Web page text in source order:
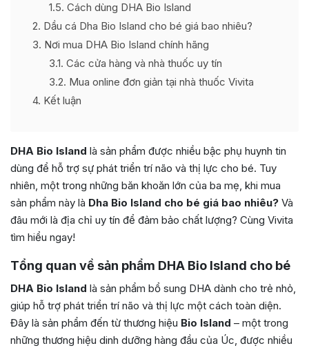
1.5 Cách dùng DHA Bio Island
2 Dầu cá Dha Bio Island cho bé giá bao nhiêu?
3 Nơi mua DHA Bio Island chính hãng
3.1 Các cửa hàng và nhà thuốc uy tín
3.2 Mua online đơn giản tại nhà thuốc Vivita
4 Kết luận
DHA Bio Island là sản phẩm được nhiều bậc phụ huynh tin
dùng để hỗ trợ sự phát triển trí não và thị lực cho bé. Tuy
nhiên, một trong những băn khoăn lớn của ba mẹ, khi mua
sản phẩm này là Dha Bio Island cho bé giá bao nhiêu? Và
đâu mới là địa chỉ uy tín để đảm bảo chất lượng? Cùng Vivita
tìm hiểu ngay!
Tổng quan về sản phẩm DHA Bio Island cho bé
DHA Bio Island là sản phẩm bổ sung DHA dành cho trẻ nhỏ,
giúp hỗ trợ phát triển trí não và thị lực một cách toàn diện.
Đây là sản phẩm đến từ thương hiệu Bio Island – một trong
những thương hiệu dinh dưỡng hàng đầu của Úc, được nhiều